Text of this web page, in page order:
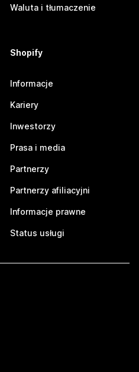
Waluta i tłumaczenie
Shopify
Informacje
Kariery
Inwestorzy
Prasa i media
Partnerzy
Partnerzy afiliacyjni
Informacje prawne
Status usługi